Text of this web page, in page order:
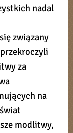
nadal
związany
za
na
modlitwy,